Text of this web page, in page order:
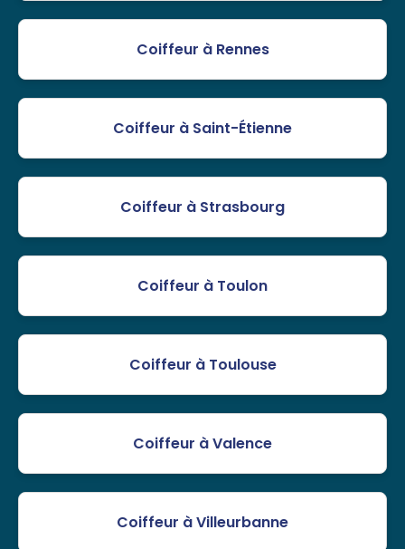
Coiffeur à Rennes
Coiffeur à Saint-Étienne
Coiffeur à Strasbourg
Coiffeur à Toulon
Coiffeur à Toulouse
Coiffeur à Valence
Coiffeur à Villeurbanne